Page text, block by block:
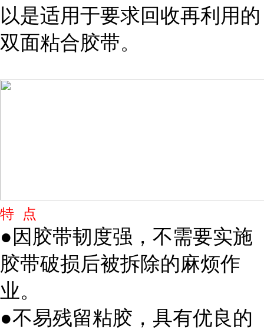
以是适用于要求回收再利用的
双面粘合胶带。
特 点
●因胶带韧度强，不需要实施
胶带破损后被拆除的麻烦作
业。
●不易残留粘胶，具有优良的